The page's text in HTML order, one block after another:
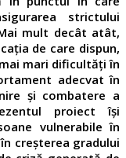
strictului
mult decât atât,
de care dispun,
mari dificultăți în
adecvat în
și combatere a
proiect își
vulnerabile în
creșterea gradului